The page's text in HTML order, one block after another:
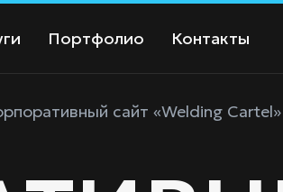
Портфолио Контакты
сайт «Welding Cartel»